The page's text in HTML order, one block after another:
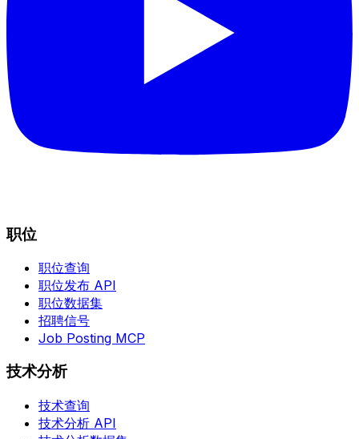
职位
职位查询
职位发布 API
职位数据集
招聘信号
Job Posting MCP
技术分析
技术查询
技术分析 API